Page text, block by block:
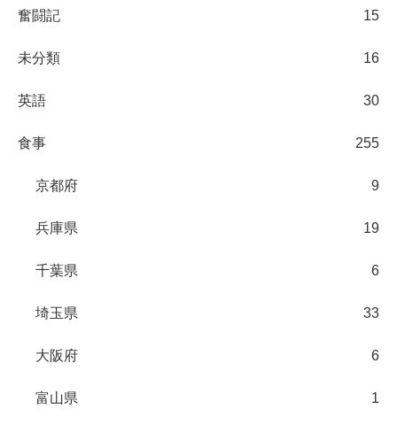
奮闘記 15
未分類 16
英語 30
食事 255
京都府 9
兵庫県 19
千葉県 6
埼玉県 33
大阪府 6
富山県 1